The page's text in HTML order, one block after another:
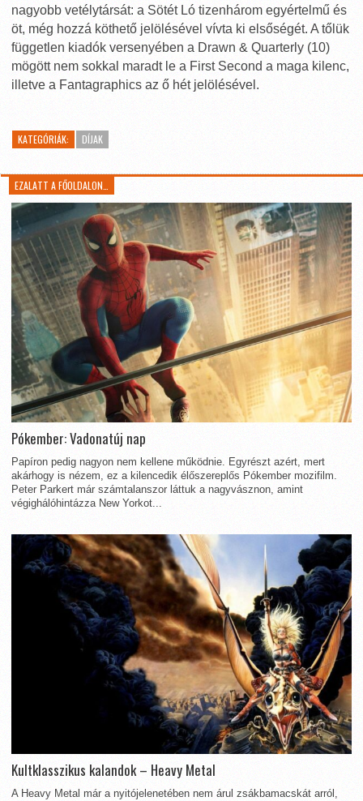
nagyobb vetélytársát: a Sötét Ló tizenhárom egyértelmű és
öt, még hozzá köthető jelölésével vívta ki elsőségét. A tőlük
független kiadók versenyében a Drawn & Quarterly (10)
mögött nem sokkal maradt le a First Second a maga kilenc,
illetve a Fantagraphics az ő hét jelölésével.
KATEGÓRIÁK: DÍJAK
EZALATT A FŐOLDALON…
Pókember: Vadonatúj nap
Papíron pedig nagyon nem kellene működnie. Egyrészt azért, mert
akárhogy is nézem, ez a kilencedik élőszereplős Pókember mozifilm.
Peter Parkert már számtalanszor láttuk a nagyvásznon, amint
végighálóhintázza New Yorkot...
Kultklasszikus kalandok – Heavy Metal
A Heavy Metal már a nyitójelenetében nem árul zsákbamacskát arról,